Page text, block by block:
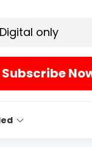
only
Subscribe